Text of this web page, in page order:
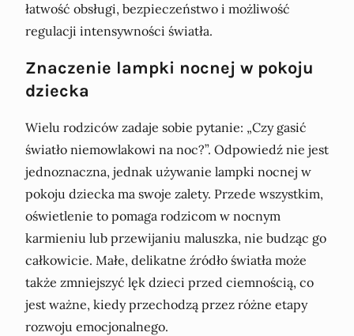
łatwość obsługi, bezpieczeństwo i możliwość
regulacji intensywności światła.
Znaczenie lampki nocnej w pokoju
dziecka
Wielu rodziców zadaje sobie pytanie: „Czy gasić
światło niemowlakowi na noc?”. Odpowiedź nie jest
jednoznaczna, jednak używanie lampki nocnej w
pokoju dziecka ma swoje zalety. Przede wszystkim,
oświetlenie to pomaga rodzicom w nocnym
karmieniu lub przewijaniu maluszka, nie budząc go
całkowicie. Małe, delikatne źródło światła może
także zmniejszyć lęk dzieci przed ciemnością, co
jest ważne, kiedy przechodzą przez różne etapy
rozwoju emocjonalnego.